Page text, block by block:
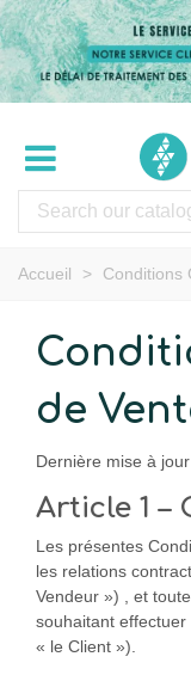
Accueil > Conditions
de
Dernière mise à
Article 1 –
Les présentes
les relations
Vendeur ») , et
souhaitant
« le Client »).